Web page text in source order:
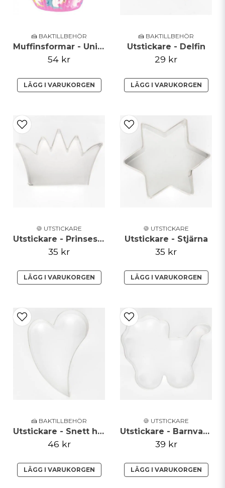
🍰 BAKTILLBEHÖR
Muffinsformar - Unicorn fun
54 kr
LÄGG I VARUKORGEN
🍰 BAKTILLBEHÖR
Utstickare - Delfin
29 kr
LÄGG I VARUKORGEN
🍪 UTSTICKARE
Utstickare - Prinsesskrona
35 kr
LÄGG I VARUKORGEN
🍪 UTSTICKARE
Utstickare - Stjärna
35 kr
LÄGG I VARUKORGEN
🍰 BAKTILLBEHÖR
Utstickare - Snett hjärta
46 kr
LÄGG I VARUKORGEN
🍪 UTSTICKARE
Utstickare - Barnvagn
39 kr
LÄGG I VARUKORGEN